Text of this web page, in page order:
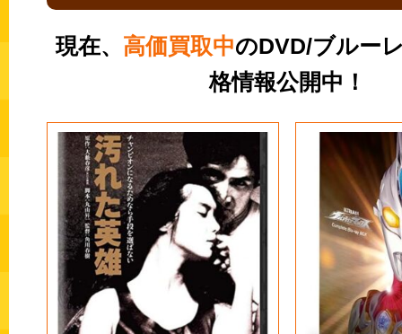
現在、 高価買取中のDVD/ブルー
格情報公開中！